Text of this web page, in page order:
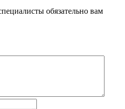
обязательно вам